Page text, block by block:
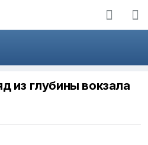
из глубины вокзала